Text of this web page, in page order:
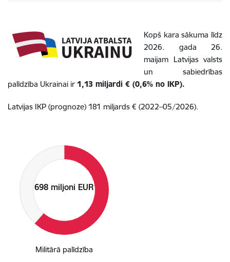
Kopš kara sākuma līdz
2026. gada 26.
maijam Latvijas valsts
un sabiedrības
palīdzība Ukrainai ir 1,13 miljardi € (0,6% no IKP).
Latvijas IKP (prognoze) 181 miljards € (2022–05/2026).
Militārā palīdzība